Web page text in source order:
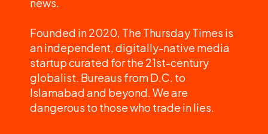
Founded in 2020, The Thursday Times is
an independent, digitally-native media
startup curated for the 21st-century
globalist. Bureaus from D.C. to
Islamabad and beyond. We are
dangerous to those who trade in lies.